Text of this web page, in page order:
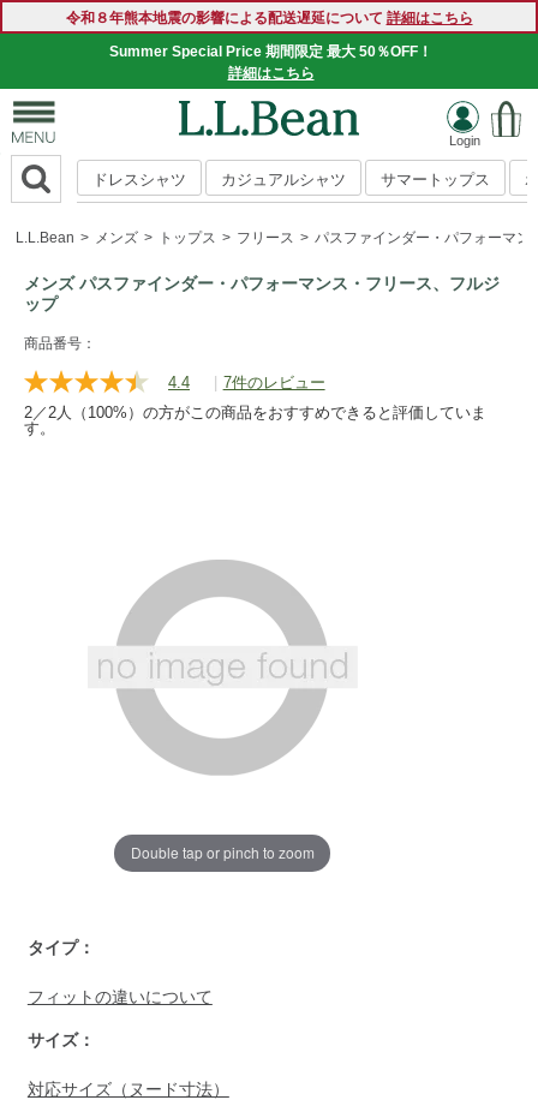
令和８年熊本地震の影響による配送遅延について 詳細はこちら
Summer Special Price 期間限定 最大 50％OFF！
詳細はこちら
ドレスシャツ カジュアルシャツ サマートップス
L.L.Bean メンズ トップス フリース パスファインダー・パフォーマン
メンズ パスファインダー・パフォーマンス・フリース、フルジ
ップ
https://www.llbean.co.jp/mens/tops/fleece/g/P130249.html
商品番号：
4.4
レ
ビ
ペ
ジ
ン
ク。
| 7件のレビュー
2／2人（100%）の方がこの商品をおすすめできると評価していま
す。
Double tap or pinch to zoom
タイプ：
フィットの違いについて
サイズ：
対応サイズ（ヌード寸法）